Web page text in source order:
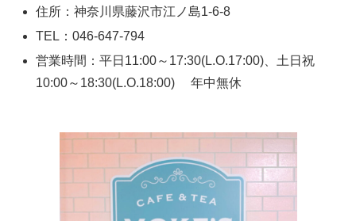
住所：神奈川県藤沢市江ノ島1-6-8
TEL：046-647-794
営業時間：平日11:00～17:30(L.O.17:00)、土日祝
10:00～18:30(L.O.18:00) 年中無休